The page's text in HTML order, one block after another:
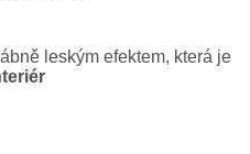
leským efektem, která je